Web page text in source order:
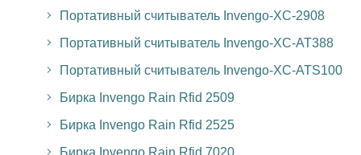
Портативный считыватель Invengo-XC-2908
Портативный считыватель Invengo-XC-AT388
Портативный считыватель Invengo-XC-ATS100
Бирка Invengo Rain Rfid 2509
Бирка Invengo Rain Rfid 2525
Бирка Invengo Rain Rfid 7020